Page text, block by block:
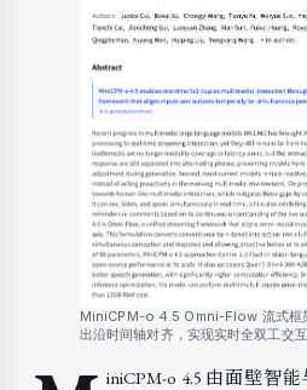
MiniCPM-o 4.5 Omni-Flow 流式框
出沿时间轴对齐，实现实时全双工交互
iniCPM-o 4.5 由面壁智